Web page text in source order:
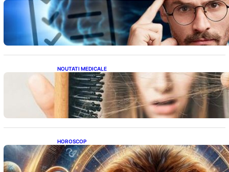
Inteligența dincolo de note: Semnele unui IQ
ridicat care nu țin de școală
NOUTATI MEDICALE
Semnele unei deficiențe de proteine:
Impactul asupra sănătății tale
HOROSCOP
Portalul Leului 8/8: Oportunități de
Abundență pentru Cinci Zodii în 2026